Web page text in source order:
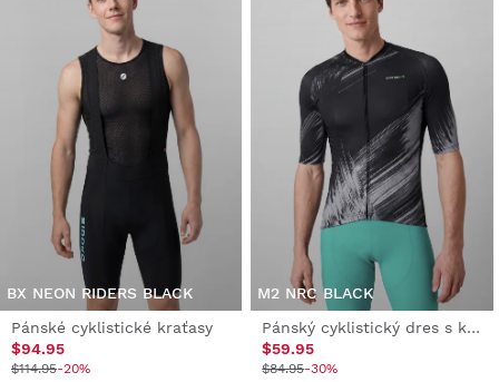
BX NEON RIDERS BLACK
Pánské cyklistické kraťasy
$94.95
$114.95-20%
M2 NRC BLACK
Pánský cyklistický dres s krátkým rukávem
$59.95
$84.95-30%